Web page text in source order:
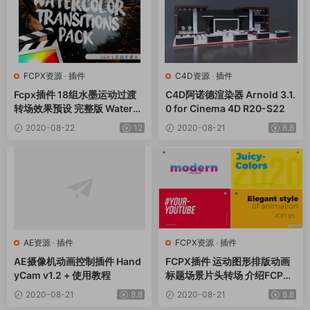
FCPX资源 · 插件
Fcpx插件 18组水墨运动过渡
转场效果预设 完整版 Waterco
lor Transitions
2020-08-22 12
C4D资源 · 插件
C4D阿诺德渲染器 Arnold 3.1.
0 for Cinema 4D R20-S22
2020-08-21 8.8
AE资源 · 插件
AE摄像机动画控制插件 Hand
yCam v1.2 + 使用教程
2020-08-21 8.8
FCPX资源 · 插件
FCPX插件 运动图形排版动画
标题场景片头转场 介绍FCPX
插件 运动图形排版动画标题场
景片头转场 视频介绍FCPX插
2020-08-21 8.8